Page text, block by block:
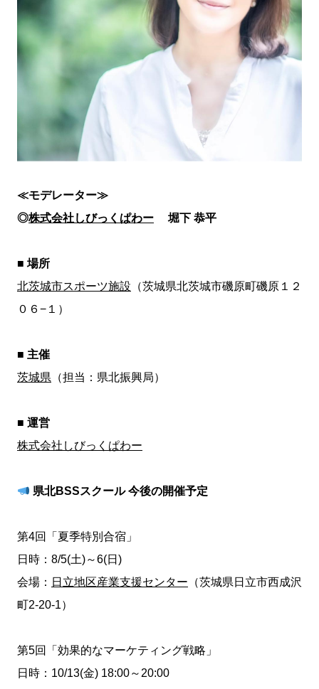
≪モデレーター≫
◎株式会社しびっくぱわー 堀下 恭平
■ 場所
北茨城市スポーツ施設 （茨城県北茨城市磯原町磯原１２
０６−１）
■ 主催
茨城県 （担当：県北振興局）
■ 運営
株式会社しびっくぱわー
県北BSSスクール 今後の開催予定
第4回「夏季特別合宿」
日時：8/5(土)～6(日)
会場： 日立地区産業支援センター （茨城県日立市西成沢
町2-20-1）
第5回「効果的なマーケティング戦略」
日時：10/13(金) 18:00～20:00